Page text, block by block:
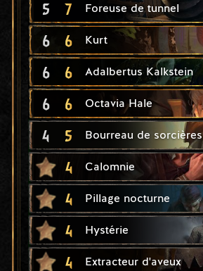
5 7 Foreuse de tunnel
6 6 Kurt
6 6 Adalbertus Kalkstein
6 6 Octavia Hale
4 5 Bourreau de sorcières
4 Calomnie
4 Pillage nocturne
4 Hystérie
4 Extracteur d'aveux